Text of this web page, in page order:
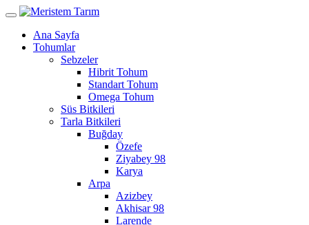
Ana Sayfa
Tohumlar
Sebzeler
Hibrit Tohum
Standart Tohum
Omega Tohum
Süs Bitkileri
Tarla Bitkileri
Buğday
Özefe
Ziyabey 98
Karya
Arpa
Azizbey
Akhisar 98
Larende